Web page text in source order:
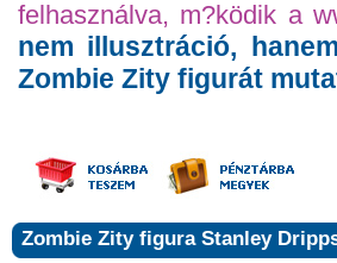
felhasználva, m?ködik a
nem illusztráció,
Zombie Zity figurát
Zombie Zity figura Stanley